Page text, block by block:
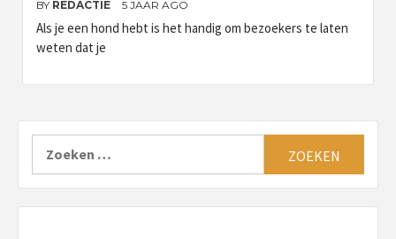
BY REDACTIE 5 JAAR AGO
Als je een hond hebt is het handig om bezoekers te laten
weten dat je